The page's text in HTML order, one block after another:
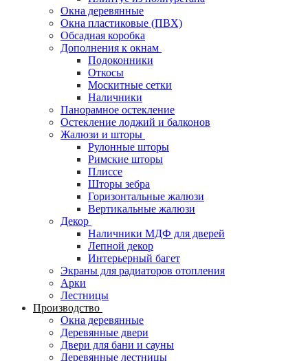
Окна деревянные
Окна пластиковые (ПВХ)
Обсадная коробка
Дополнения к окнам
Подоконники
Откосы
Москитные сетки
Наличники
Панорамное остекление
Остекление лоджий и балконов
Жалюзи и шторы
Рулонные шторы
Римские шторы
Плиссе
Шторы зебра
Горизонтальные жалюзи
Вертикальные жалюзи
Декор
Наличники МДФ для дверей
Лепной декор
Интерьерный багет
Экраны для радиаторов отопления
Арки
Лестницы
Производство
Окна деревянные
Деревянные двери
Двери для бани и сауны
Деревянные лестницы